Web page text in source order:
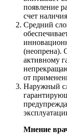
появление
счет
Средний
(неопрена).
активному
от
Наружный
Мнение